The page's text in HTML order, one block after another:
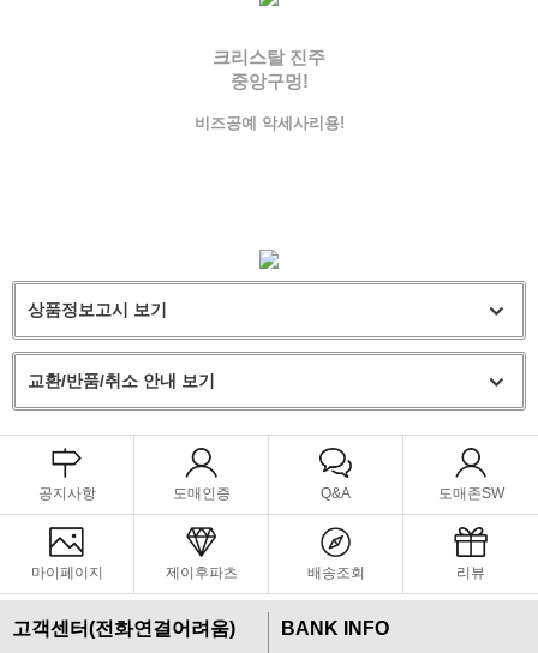
크리스탈 진주
중앙구멍!
비즈공예 악세사리용!
상품정보고시 보기
교환/반품/취소 안내 보기
공지사항 도매인증 Q&A 도매존SW
마이페이지 제이후파츠 배송조회 리뷰
고객센터(전화연결어려움) BANK INFO